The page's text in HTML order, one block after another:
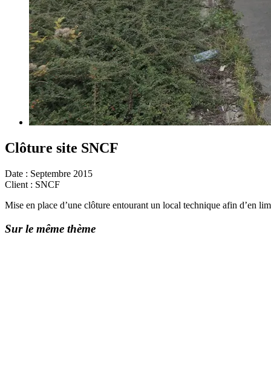
Clôture site SNCF
Date : Septembre 2015
Client : SNCF
Mise en place d’une clôture entourant un local technique afin d’en
Sur le même thème